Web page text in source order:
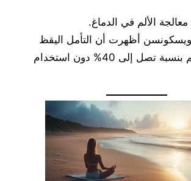
معالجة الألم في الدماغ.
أظهرت أن التأمل اليقظ
يخفض إدراك الألم بنسبة تصل إلى 40% دون استخدام